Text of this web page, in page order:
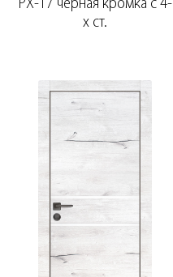
PX-17 черная кромка с 4-
х ст.